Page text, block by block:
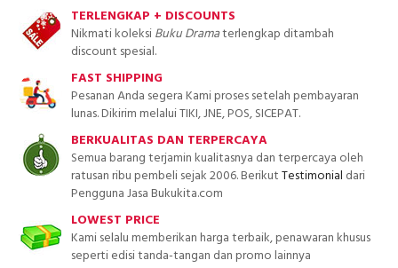
TERLENGKAP + DISCOUNTS
Nikmati koleksiBuku Dramaterlengkap ditambah
discount spesial.
FAST SHIPPING
Pesanan Anda segera Kami proses setelah pembayaran
lunas. Dikirim melalui TIKI, JNE, POS, SICEPAT.
BERKUALITAS DAN TERPERCAYA
Semua barang terjamin kualitasnya dan terpercaya oleh
ratusan ribu pembeli sejak 2006. BerikutTestimonial dari
Pengguna Jasa Bukukita.com
LOWEST PRICE
Kami selalu memberikan harga terbaik, penawaran khusus
seperti edisi tanda-tangan dan promo lainnya